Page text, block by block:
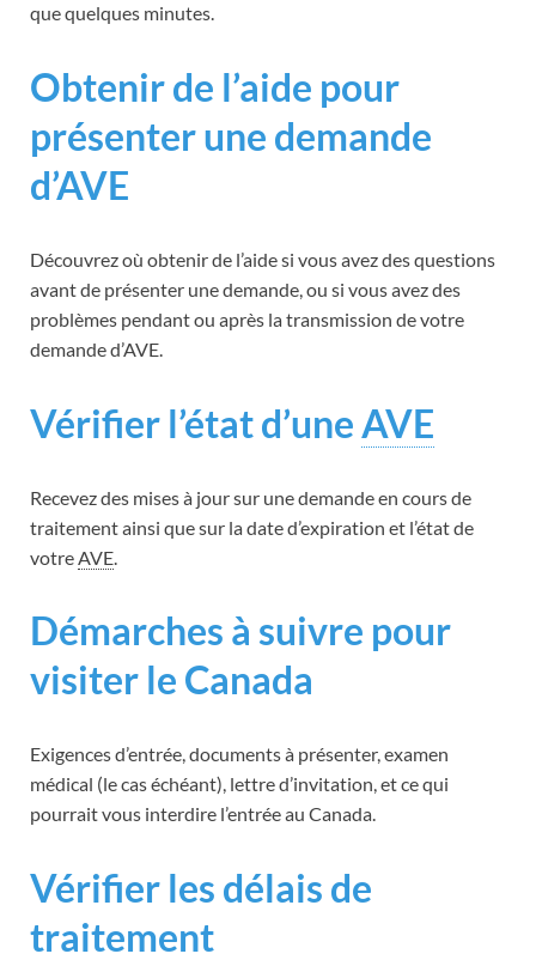
que quelques minutes.
Obtenir de l’aide pour
présenter une demande
d’AVE
Découvrez où obtenir de l’aide si vous avez des questions
avant de présenter une demande, ou si vous avez des
problèmes pendant ou après la transmission de votre
demande d’AVE.
Vérifier l’état d’une AVE
Recevez des mises à jour sur une demande en cours de
traitement ainsi que sur la date d’expiration et l’état de
votre AVE
Démarches à suivre pour
visiter le Canada
Exigences d’entrée, documents à présenter, examen
médical (le cas échéant), lettre d’invitation, et ce qui
pourrait vous interdire l’entrée au Canada.
Vérifier les délais de
traitement